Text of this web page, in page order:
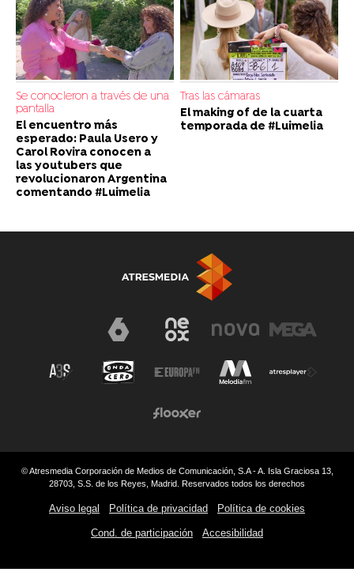
Se conocieron a través de una
pantalla
El encuentro más
esperado: Paula Usero y
Carol Rovira conocen a
las youtubers que
revolucionaron Argentina
comentando #Luimelia
Tras las cámaras
El making of de la cuarta
temporada de #Luimelia
© Atresmedia Corporación de Medios de Comunicación, S.A - A. Isla Graciosa 13,
28703, S.S. de los Reyes, Madrid. Reservados todos los derechos
Aviso legal Política de privacidad Política de cookies
Cond. de participación Accesibilidad